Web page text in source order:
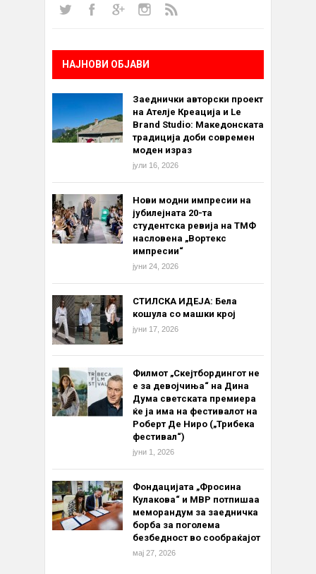
НАЈНОВИ ОБЈАВИ
Заеднички авторски проект
на Ателје Креација и Le
Brand Studio: Македонската
традиција доби современ
моден израз
јули 16, 2026
Нови модни импресии на
јубилејната 20-та
студентска ревија на ТМФ
насловена „Вортекс
импресии“
јуни 24, 2026
СТИЛСКА ИДЕЈА: Бела
кошула со машки крој
јуни 17, 2026
Филмот „Скејтбордингот не
е за девојчиња“ на Дина
Дума светската премиера
ќе ја има на фестивалот на
Роберт Де Ниро („Трибека
фестивал“)
јуни 1, 2026
Фондацијата „Фросина
Кулакова“ и МВР потпишаа
меморандум за заедничка
борба за поголема
безбедност во сообраќајот
мај 27, 2026